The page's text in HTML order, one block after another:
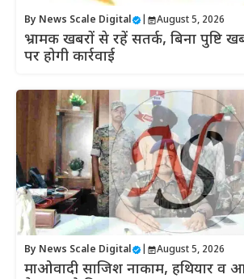
By News Scale Digital August 5, 2026
भ्रामक खबरों से रहें सतर्क, बिना पुष्टि
पर होगी कार्रवाई
By News Scale Digital August 5, 2026
माओवादी साजिश नाकाम, हथियार व